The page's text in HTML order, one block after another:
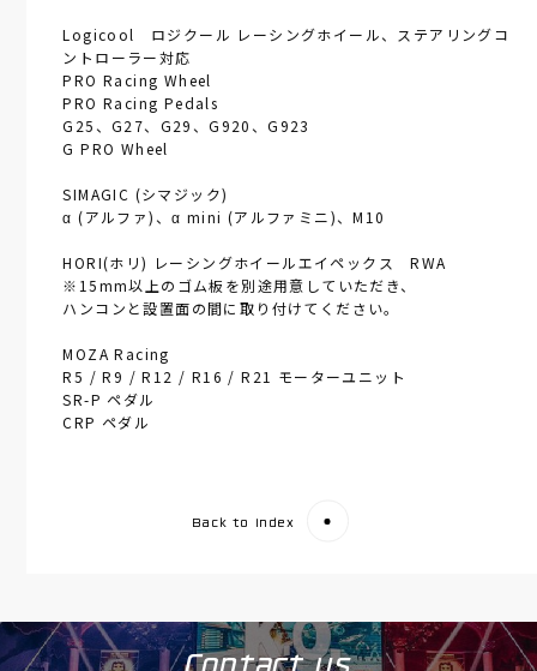
Logicool ロジクール レーシングホイール、ステアリングコ
ントローラー対応
PRO Racing Wheel
PRO Racing Pedals
G25、G27、G29、G920、G923
G PRO Wheel
SIMAGIC (シマジック)
α (アルファ)、α mini (アルファミニ)、M10
HORI(ホリ) レーシングホイールエイペックス RWA
※15mm以上のゴム板を別途用意していただき、
ハンコンと設置面の間に取り付けてください。
MOZA Racing
R5 / R9 / R12 / R16 / R21 モーターユニット
SR-P ペダル
CRP ペダル
Back to index